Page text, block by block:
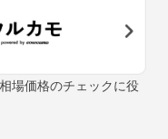
場価格のチェックに役